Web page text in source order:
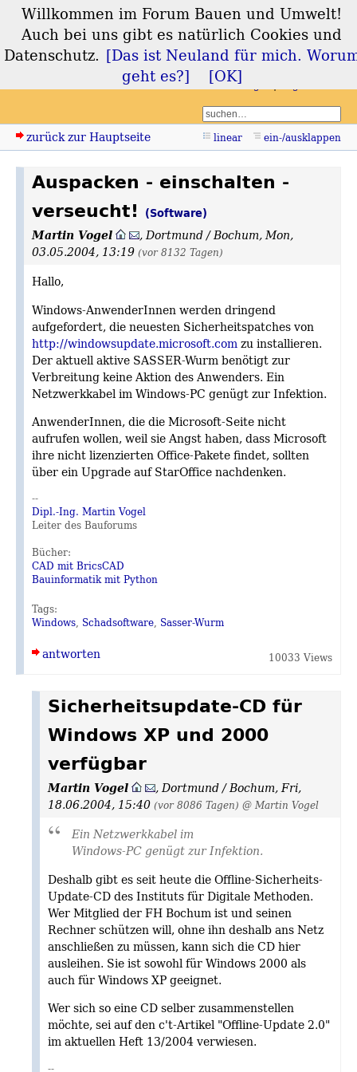
Forum Bauen und
Umwelt
zurück zur Hauptseite linear ein-/ausklappen
Auspacken - einschalten -
verseucht! (Software)
Martin Vogel ,Dortmund / Bochum,Mon,
03.05.2004, 13:19 (vor 8132 Tagen)
Hallo,
Windows-AnwenderInnen werden dringend
aufgefordert, die neuesten Sicherheitspatches von
http://windowsupdate.microsoft.comzu installieren.
Der aktuell aktive SASSER-Wurm benötigt zur
Verbreitung keine Aktion des Anwenders. Ein
Netzwerkkabel im Windows-PC genügt zur Infektion.
AnwenderInnen, die die Microsoft-Seite nicht
aufrufen wollen, weil sie Angst haben, dass Microsoft
ihre nicht lizenzierten Office-Pakete findet, sollten
über ein Upgrade auf StarOffice nachdenken.
--
Dipl.-Ing. Martin Vogel
Leiter des Bauforums
Bücher:
CAD mit BricsCAD
Bauinformatik mit Python
Tags:
Windows, Schadsoftware, Sasser-Wurm
antworten 10033 Views
Sicherheitsupdate-CD für
Windows XP und 2000
verfügbar
Martin Vogel ,Dortmund / Bochum,Fri,
18.06.2004, 15:40 (vor 8086 Tagen) @ Martin Vogel
Ein Netzwerkkabel im
Windows-PC genügt zur Infektion.
Deshalb gibt es seit heute die Offline-Sicherheits-
Update-CD des Instituts für Digitale Methoden.
Wer Mitglied der FH Bochum ist und seinen
Rechner schützen will, ohne ihn deshalb ans Netz
anschließen zu müssen, kann sich die CD hier
ausleihen. Sie ist sowohl für Windows 2000 als
auch für Windows XP geeignet.
Wer sich so eine CD selber zusammenstellen
möchte, sei auf den c't-Artikel "Offline-Update 2.0"
im aktuellen Heft 13/2004 verwiesen.
--
Willkommen im Forum Bauen und Umwelt!
Auch bei uns gibt es natürlich Cookies und
Datenschutz. [Das ist Neuland für mich.
geht es?]
[OK]